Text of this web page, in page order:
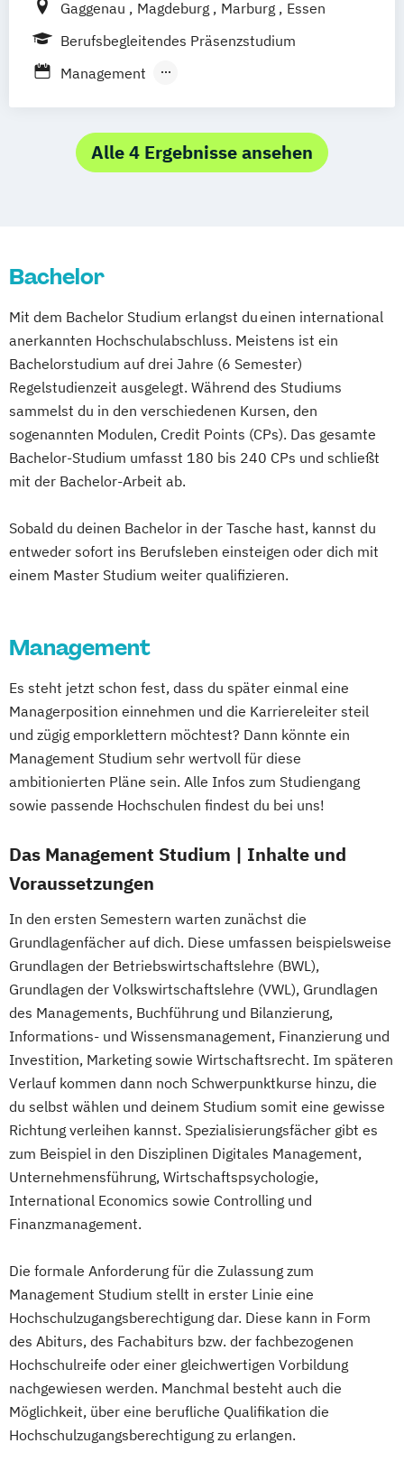
Immobilienmanagement
BWL Interkulturelle Kompetenzen |
Innovationsmanagement
BWL Interkulturelle Kompetenzen |
Marketing & Digitale Medien
Qualitäts- & Nachhaltigkeitsmanagement
Management
BWL Interkulturelle Kompetenzen |
Sportmanagement
BWL Interkulturelle Kompetenzen | Steuern
BWL Interkulturelle Kompetenzen |
Tourismusmanagement
Veranstaltungsmanagement
BWL Interkulturelle Kompetenzen |
Versicherungen
BWL | Change Management
BWL | Finanzdienstleistungen
BWL | Fitness- & Bewegungsmanagement
BWL | Gastronomiemanagement
BWL | Gesundheitsmanagement
BWL | Hotelmanagement
BWL | Innovationsmanagement
BWL | Lieferkettenmanagement & Logistik
BWL | Personalmanagement
BWL | Qualitäts- &
Nachhaltigkeitsmanagement
BWL | Sales Management
BWL | Sportmanagement
BWL | Steuern
BWL | Tourismusmanagement
BWL | Veranstaltungsmanagement
BWL | Versicherungen
BWL | Wirtschaftsprüfung
Management und Marketing in Event –
Sport – Gesundheit
Gaggenau Magdeburg Marburg
Essen
Berufsbegleitendes Präsenzstudium
Management
Alle 4 Ergebnisse ansehen
Bachelor
Mit dem Bachelor Studium erlangst du einen international
anerkannten Hochschulabschluss. Meistens ist ein
Bachelorstudium auf drei Jahre (6 Semester)
Regelstudienzeit ausgelegt. Während des Studiums
sammelst du in den verschiedenen Kursen, den
sogenannten Modulen, Credit Points (CPs). Das gesamte
Bachelor-Studium umfasst 180 bis 240 CPs und schließt
mit der Bachelor-Arbeit ab.
Sobald du deinen Bachelor in der Tasche hast, kannst du
entweder sofort ins Berufsleben einsteigen oder dich mit
einem Master Studium weiter qualifizieren.
Management
Es steht jetzt schon fest, dass du später einmal eine
Managerposition einnehmen und die Karriereleiter steil
und zügig emporklettern möchtest? Dann könnte ein
Management Studium sehr wertvoll für diese
ambitionierten Pläne sein. Alle Infos zum Studiengang
sowie passende Hochschulen findest du bei uns!
Das Management Studium | Inhalte und
Voraussetzungen
In den ersten Semestern warten zunächst die
Grundlagenfächer auf dich. Diese umfassen beispielsweise
Grundlagen der Betriebswirtschaftslehre (BWL),
Grundlagen der Volkswirtschaftslehre (VWL), Grundlagen
des Managements, Buchführung und Bilanzierung,
Informations- und Wissensmanagement, Finanzierung und
Investition, Marketing sowie Wirtschaftsrecht. Im späteren
Verlauf kommen dann noch Schwerpunktkurse hinzu, die
du selbst wählen und deinem Studium somit eine gewisse
Richtung verleihen kannst. Spezialisierungsfächer gibt es
zum Beispiel in den Disziplinen Digitales Management,
Unternehmensführung, Wirtschaftspsychologie,
International Economics sowie Controlling und
Finanzmanagement.
Die formale Anforderung für die Zulassung zum
Management Studium stellt in erster Linie eine
Hochschulzugangsberechtigung dar. Diese kann in Form
des Abiturs, des Fachabiturs bzw. der fachbezogenen
Hochschulreife oder einer gleichwertigen Vorbildung
nachgewiesen werden. Manchmal besteht auch die
Möglichkeit, über eine berufliche Qualifikation die
Hochschulzugangsberechtigung zu erlangen.